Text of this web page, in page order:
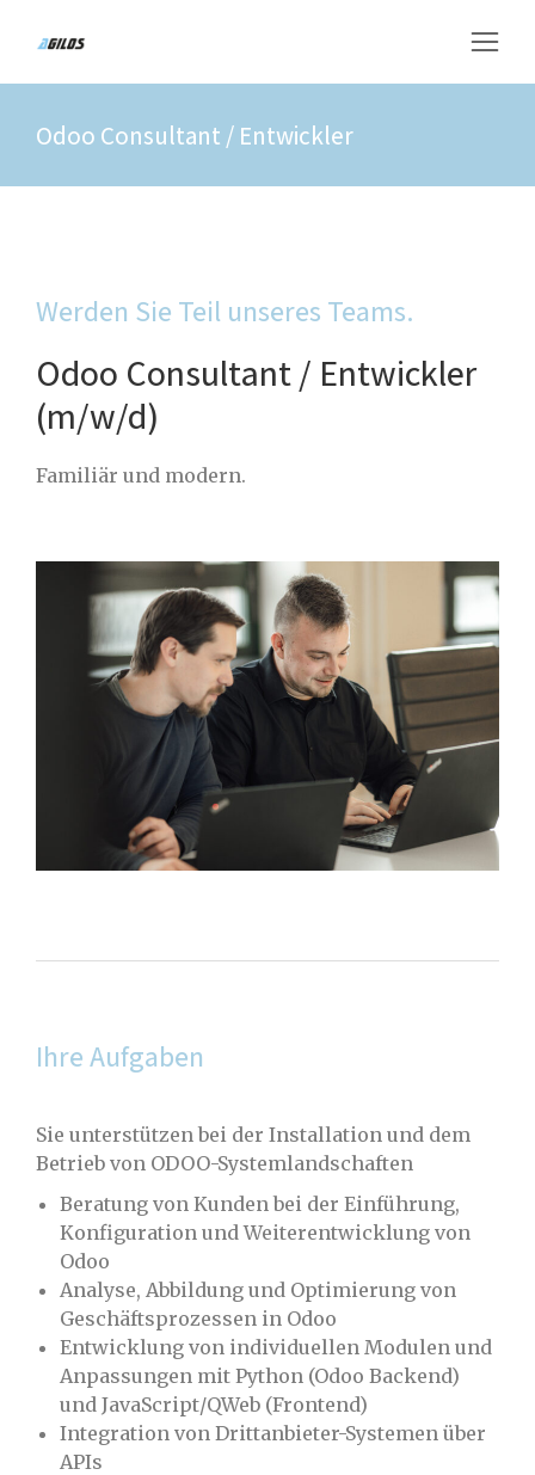
Odoo Consultant / Entwickler
Werden Sie Teil unseres Teams.
Odoo Consultant / Entwickler
(m/w/d)
Familiär und modern.
Ihre Aufgaben
Sie unterstützen bei der Installation und dem
Betrieb von ODOO-Systemlandschaften
Beratung von Kunden bei der Einführung,
Konfiguration und Weiterentwicklung von
Odoo
Analyse, Abbildung und Optimierung von
Geschäftsprozessen in Odoo
Entwicklung von individuellen Modulen und
Anpassungen mit Python (Odoo Backend)
und JavaScript/QWeb (Frontend)
Integration von Drittanbieter-Systemen über
APIs